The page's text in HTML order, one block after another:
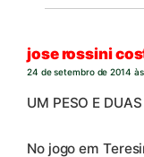
jose rossini
24 de setembro de 2014
UM PESO E
No jogo em